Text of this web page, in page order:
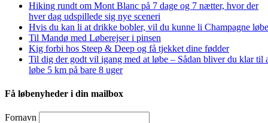
Hiking rundt om Mont Blanc på 7 dage og 7 nætter, hvor der
hver dag udspillede sig nye sceneri
Hvis du kan li at drikke bobler, vil du kunne li Champagne
Til Mandø med Løberejser i pinsen
Kig forbi hos Steep & Deep og få tjekket dine fødder
Til dig der godt vil igang med at løbe – Sådan bliver du klar til
løbe 5 km på bare 8 uger
Få løbenyheder i din mailbox
Fornavn